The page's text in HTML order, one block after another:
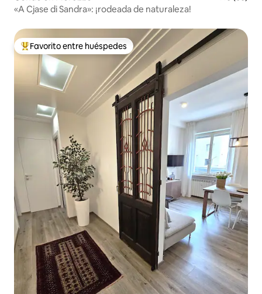
«A Cjase di Sandra»: ¡rodeada de naturaleza!
Favorito entre huéspedes preferido
Favorito entre huéspedes